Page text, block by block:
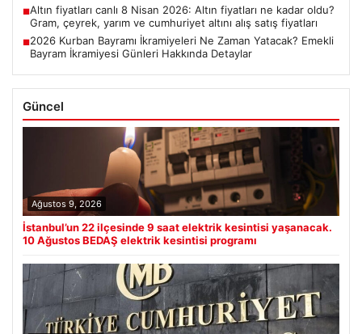
■Altın fiyatları canlı 8 Nisan 2026: Altın fiyatları ne kadar oldu?
Gram, çeyrek, yarım ve cumhuriyet altını alış satış fiyatları
■2026 Kurban Bayramı İkramiyeleri Ne Zaman Yatacak? Emekli
Bayram İkramiyesi Günleri Hakkında Detaylar
Güncel
Ağustos 9, 2026
İstanbul’un 22 ilçesinde 9 saat elektrik kesintisi yaşanacak.
10 Ağustos BEDAŞ elektrik kesintisi programı